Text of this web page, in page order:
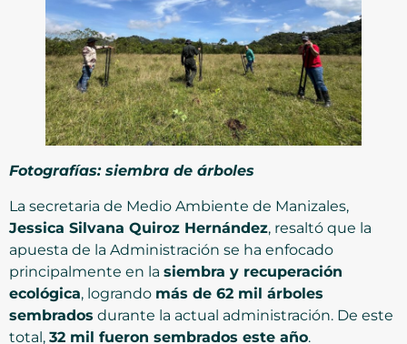
Fotografías: siembra de árboles
La secretaria de Medio Ambiente de Manizales,
Jessica Silvana Quiroz Hernández, resaltó que la
apuesta de la Administración se ha enfocado
principalmente en la siembra y recuperación
ecológica, logrando más de 62 mil árboles
sembrados durante la actual administración. De este
total, 32 mil fueron sembrados este año.